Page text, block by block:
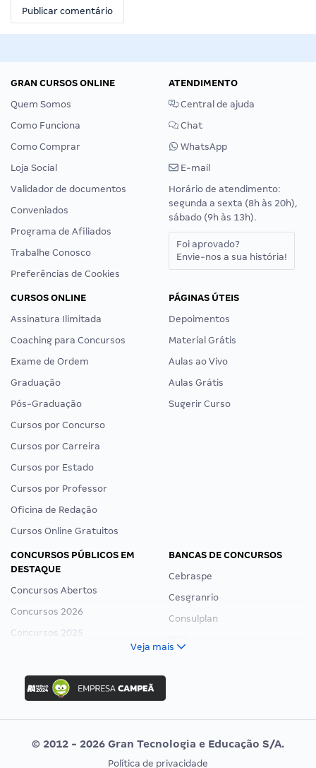
GRAN CURSOS ONLINE
Quem Somos
Como Funciona
Como Comprar
Loja Social
Validador de documentos
Conveniados
Programa de Afiliados
Trabalhe Conosco
Preferências de Cookies
ATENDIMENTO
Central de ajuda
Chat
WhatsApp
E-mail
Horário de atendimento:
segunda a sexta (8h às 20h),
sábado (9h às 13h).
Foi aprovado?
Envie-nos a sua história!
CURSOS ONLINE
Assinatura Ilimitada
Coaching para Concursos
Exame de Ordem
Graduação
Pós-Graduação
Cursos por Concurso
Cursos por Carreira
Cursos por Estado
Cursos por Professor
Oficina de Redação
Cursos Online Gratuitos
PÁGINAS ÚTEIS
Depoimentos
Material Grátis
Aulas ao Vivo
Aulas Grátis
Sugerir Curso
CONCURSOS PÚBLICOS EM
DESTAQUE
Concursos Abertos
Concursos 2026
Concursos 2025
Concurso Ibama
Concurso MPU
Editais publicados
BANCAS DE CONCURSOS
Cebraspe
Cesgranrio
Consulplan
Vunesp
Veja mais
© 2012 - 2026 Gran Tecnologia e Educação S/A.
Política de privacidade